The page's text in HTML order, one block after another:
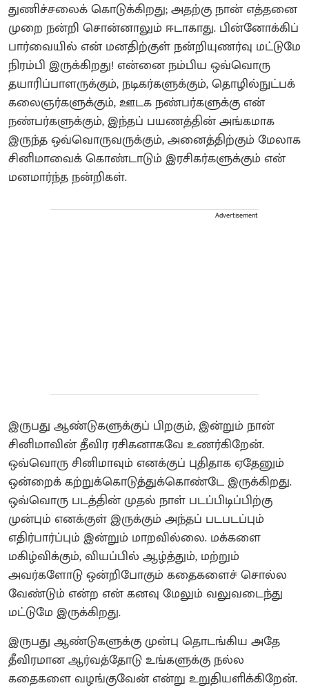
துணிச்சலைக் கொடுக்கிறது; அதற்கு நான் எத்தனை
முறை நன்றி சொன்னாலும் ஈடாகாது. பின்னோக்கிப்
பார்வையில் என் மனதிற்குள் நன்றியுணர்வு மட்டுமே
நிரம்பி இருக்கிறது! என்னை நம்பிய ஒவ்வொரு
தயாரிப்பாளருக்கும், நடிகர்களுக்கும், தொழில்நுட்பக்
கலைஞர்களுக்கும், ஊடக நண்பர்களுக்கு என்
நண்பர்களுக்கும், இந்தப் பயணத்தின் அங்கமாக
இருந்த ஒவ்வொருவருக்கும், அனைத்திற்கும் மேலாக
சினிமாவைக் கொண்டாடும் இரசிகர்களுக்கும் என்
மனமார்ந்த நன்றிகள்.
Advertisement
இருபது ஆண்டுகளுக்குப் பிறகும், இன்றும் நான்
சினிமாவின் தீவிர ரசிகனாகவே உணர்கிறேன்.
ஒவ்வொரு சினிமாவும் எனக்குப் புதிதாக ஏதேனும்
ஒன்றைக் கற்றுக்கொடுத்துக்கொண்டே இருக்கிறது.
ஒவ்வொரு படத்தின் முதல் நாள் படப்பிடிப்பிற்கு
முன்பும் எனக்குள் இருக்கும் அந்தப் படபடப்பும்
எதிர்பார்ப்பும் இன்றும் மாறவில்லை. மக்களை
மகிழ்விக்கும், வியப்பில் ஆழ்த்தும், மற்றும்
அவர்களோடு ஒன்றிபோகும் கதைகளைச் சொல்ல
வேண்டும் என்ற என் கனவு மேலும் வலுவடைந்து
மட்டுமே இருக்கிறது.
​இருபது ஆண்டுகளுக்கு முன்பு தொடங்கிய அதே
தீவிரமான ஆர்வத்தோடு உங்களுக்கு நல்ல
கதைகளை வழங்குவேன் என்று உறுதியளிக்கிறேன்.